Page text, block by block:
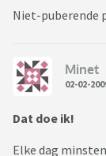
Niet-puberende
Minet
02-02-
Dat doe ik!
Elke dag